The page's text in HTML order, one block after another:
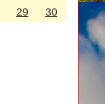
29 30